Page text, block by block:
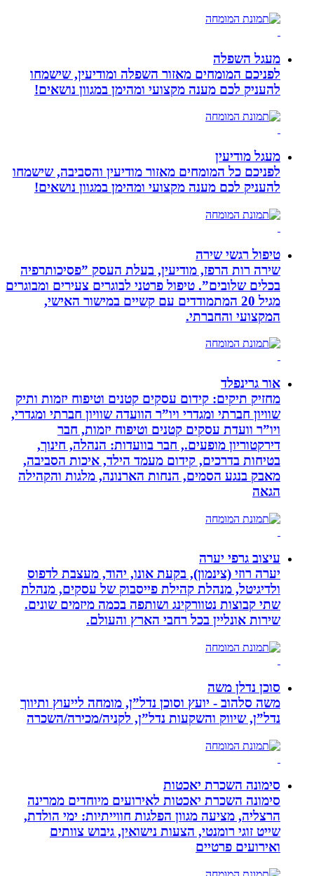
מעגל השפלה
לפניכם המומחים מאזור השפלה ומודיעין, שישמחו
להעניק לכם מענה מקצועי ומהימן במגוון נושאים!
מעגל מודיעין
לפניכם כל המומחים מאזור מודיעין והסביבה, שישמחו
להעניק לכם מענה מקצועי ומהימן במגוון נושאים!
טיפול רגשי שירה
שירה רות הרפז, מודיעין, בעלת העסק ”פסיכותרפיה
בכלים שלובים”. טיפול פרטני לבוגרים צעירים ומבוגרים
מגיל 20 המתמודדים עם קשיים במישור האישי,
המקצועי והחברתי.
אור גרינפלד
מחזיק תיקים: קידום עסקים קטנים וטיפוח יזמות ותיק
שוויון חברתי ומגדרי ויו”ר הוועדה שוויון חברתי ומגדרי,
ויו”ר וועדת עסקים קטנים וטיפוח יזמות, חבר
דירקטוריון מופעים., חבר בוועדות: הנהלה, חינוך,
בטיחות בדרכים, קידום מעמד הילד, איכות הסביבה,
מאבק בנגע הסמים, הנחות הארנונה, מלגות והקהילה
הגאה
עיצוב גרפי יערה
יערה רוזי (צינמון), בקעת אונו, יהוד, מעצבת לדפוס
ולדיגיטל, מנהלת קהילת פייסבוק של עסקים, מנהלת
שתי קבוצות נטוורקינג ושותפה בכמה מיזמים שונים.
שירות אונליין בכל רחבי הארץ והעולם.
סוכן נדלן משה
משה סלהוב - יועץ וסוכן נדל”ן, מומחה לייעוץ ותיווך
נדל”ן, שיווק והשקעות נדל”ן, לקניה/מכירה/השכרה
סימונה השכרת יאכטות
סימונה השכרת יאכטות לאירועים מיוחדים ממרינה
הרצליה, מציעה מגוון הפלגות חווייתיות: ימי הולדת,
שייט זוגי רומנטי, הצעות נישואין, גיבוש צוותים
ואירועים פרטיים